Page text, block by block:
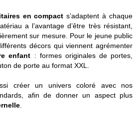
en compact s’adaptent à chaque
a l’avantage d’être très résistant,
sur mesure. Pour le jeune public
décors qui viennent agrémenter
enfant : formes originales de portes,
de porte au format XXL.
créer un univers coloré avec nos
afin de donner un aspect plus